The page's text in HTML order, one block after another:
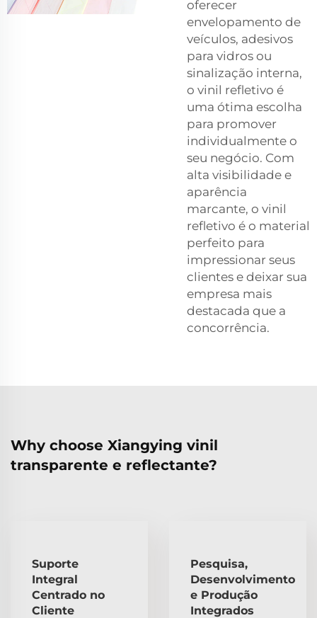
oferecer
envelopamento de
veículos, adesivos
para vidros ou
sinalização interna,
o vinil refletivo é
uma ótima escolha
para promover
individualmente o
seu negócio. Com
alta visibilidade e
aparência
marcante, o vinil
refletivo é o material
perfeito para
impressionar seus
clientes e deixar sua
empresa mais
destacada que a
concorrência.
Why choose Xiangying vinil
transparente e reflectante?
Suporte
Integral
Centrado no
Cliente
Pesquisa,
Desenvolvimento
e Produção
Integrados